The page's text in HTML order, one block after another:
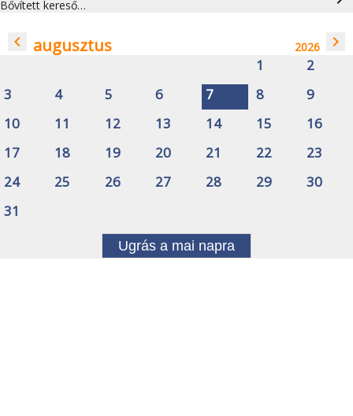
Bővített kereső…
navigate_before augusztus 2026 navigate_next
1
2
3
4 5 6 7 8
9
10
11 12 13 14 15
16
17
18 19 20 21 22
23
24
25 26 27 28 29
30
31
Ugrás a mai napra